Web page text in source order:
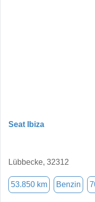
Seat Ibiza
Lübbecke, 32312
53.850 km Benzin